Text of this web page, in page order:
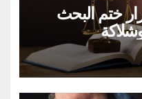
ختم البحث